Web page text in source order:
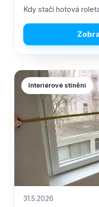
Kdy stačí hotová
Interiérové stínění
31.5.2026